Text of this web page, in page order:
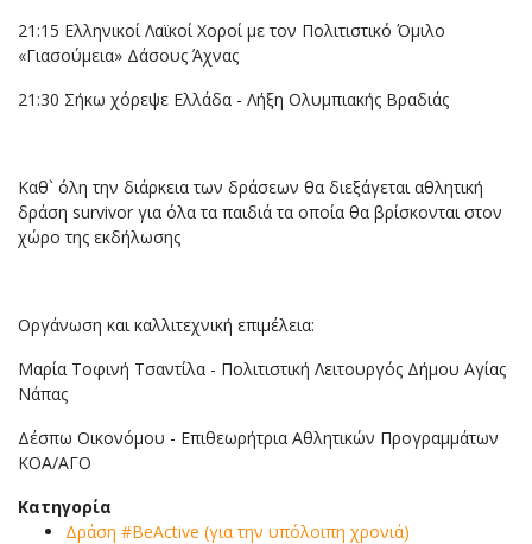
21:15 Ελληνικοί Λαϊκοί Χοροί με τον Πολιτιστικό Όμιλο
«Γιασούμεια» Δάσους Άχνας
21:30 Σήκω χόρεψε Ελλάδα - Λήξη Ολυμπιακής Βραδιάς
Καθ` όλη την διάρκεια των δράσεων θα διεξάγεται αθλητική
δράση survivor για όλα τα παιδιά τα οποία θα βρίσκονται στον
χώρο της εκδήλωσης
Οργάνωση και καλλιτεχνική επιμέλεια:
Μαρία Τοφινή Τσαντίλα - Πολιτιστική Λειτουργός Δήμου Αγίας
Νάπας
Δέσπω Οικονόμου - Επιθεωρήτρια Αθλητικών Προγραμμάτων
ΚΟΑ/ΑΓΟ
Κατηγορία
Δράση #BeActive (για την υπόλοιπη χρονιά)